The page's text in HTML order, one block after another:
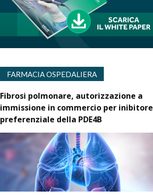
FARMACIA OSPEDALIERA
Fibrosi polmonare, autorizzazione a
immissione in commercio per inibitore
preferenziale della PDE4B